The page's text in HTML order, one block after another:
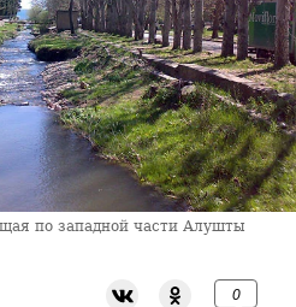
по западной части Алушты
0